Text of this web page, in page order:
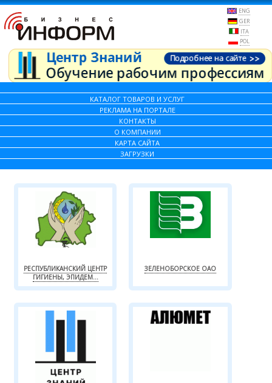
ENG
GER
ITA
POL
КАТАЛОГ ТОВАРОВ И УСЛУГ
РЕКЛАМА НА ПОРТАЛЕ
КОНТАКТЫ
О КОМПАНИИ
КАРТА САЙТА
ЗАГРУЗКИ
РЕСПУБЛИКАНСКИЙ ЦЕНТР
ГИГИЕНЫ, ЭПИДЕМ...
ЗЕЛЕНОБОРСКОЕ ОАО